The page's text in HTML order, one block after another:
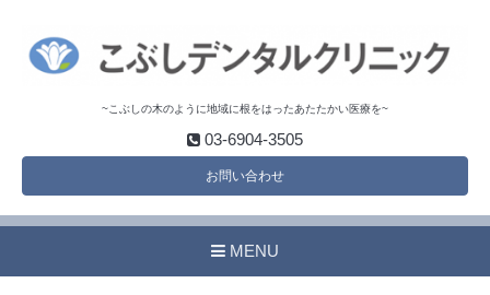
~こぶしの木のように地域に根をはったあたたかい医療を~
03-6904-3505
お問い合わせ
MENU